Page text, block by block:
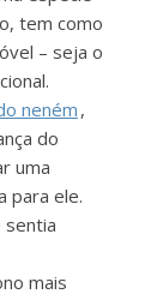
tem como
– seja o
neném ,
do
uma
para ele.
sentia
mais